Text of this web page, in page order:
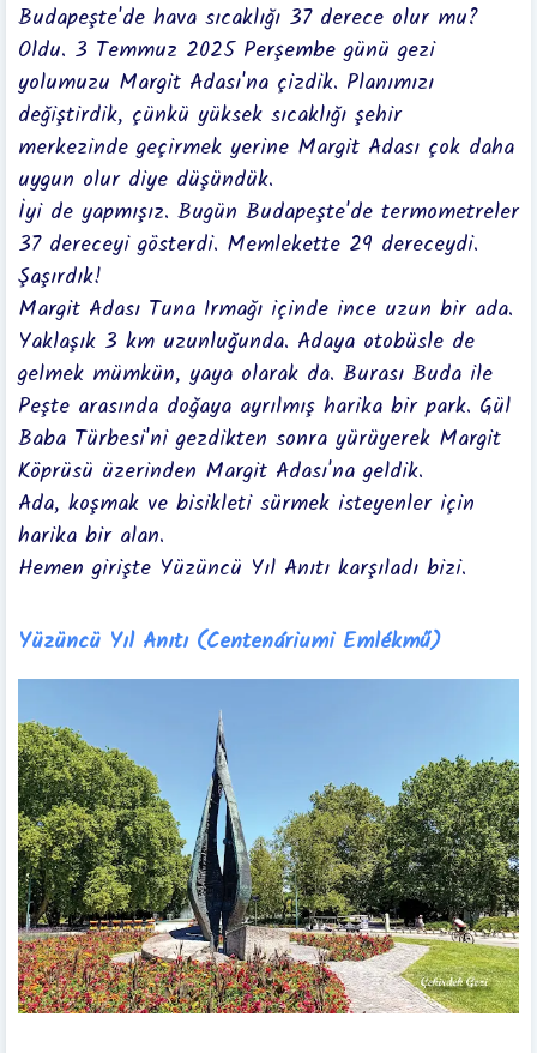
Budapeşte'de hava sıcaklığı 37 derece olur mu?
Oldu. 3 Temmuz 2025 Perşembe günü gezi
yolumuzu Margit Adası'na çizdik. Planımızı
değiştirdik, çünkü yüksek sıcaklığı şehir
merkezinde geçirmek yerine Margit Adası çok daha
uygun olur diye düşündük.
İyi de yapmışız. Bugün Budapeşte'de termometreler
37 dereceyi gösterdi. Memlekette 29 dereceydi.
Şaşırdık!
Margit Adası Tuna Irmağı içinde ince uzun bir ada.
Yaklaşık 3 km uzunluğunda. Adaya otobüsle de
gelmek mümkün, yaya olarak da. Burası Buda ile
Peşte arasında doğaya ayrılmış harika bir park. Gül
Baba Türbesi'ni gezdikten sonra yürüyerek Margit
Köprüsü üzerinden Margit Adası'na geldik.
Ada, koşmak ve bisikleti sürmek isteyenler için
harika bir alan.
Hemen girişte Yüzüncü Yıl Anıtı karşıladı bizi.
Yüzüncü Yıl Anıtı (Centenáriumi Emlékmű)